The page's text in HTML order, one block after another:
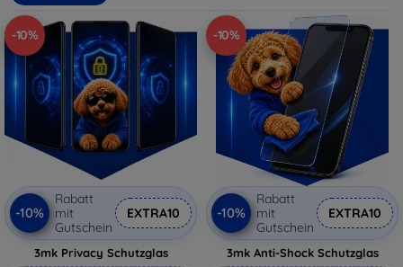
-10%
-10%
Rabatt
mit
Gutschein
EXTRA10
3mk Privacy Schutzglas
-10%
-10%
Rabatt
mit
Gutschein
EXTRA10
3mk Anti-Shock Schutzglas